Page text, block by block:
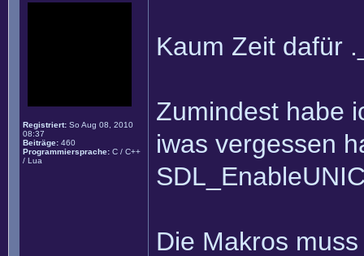
Registriert: So Aug 08, 2010
08:37
Beiträge: 460
Programmiersprache: C / C++
/ Lua
Kaum Zeit dafür
Zumindest habe
iwas vergessen
Die Makros